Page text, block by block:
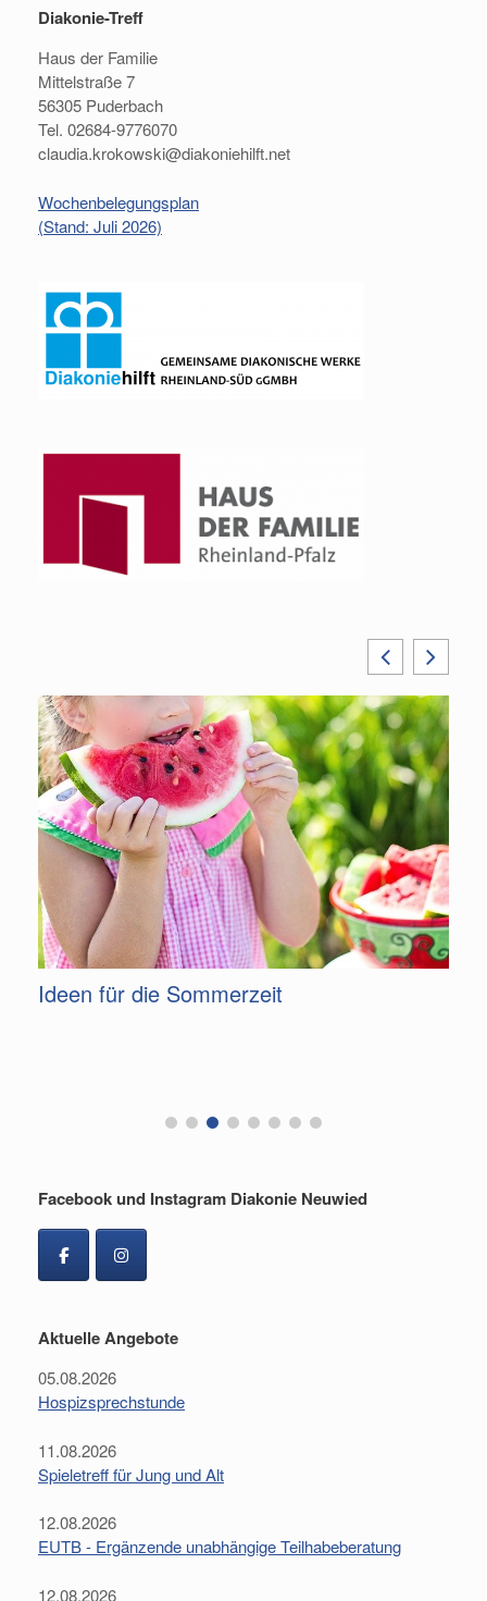
Diakonie-Treff
Haus der Familie
Mittelstraße 7
56305 Puderbach
Tel. 02684-9776070
claudia.krokowski@diakoniehilft.net
Wochenbelegungsplan
(Stand: Juli 2026)
Ideen für die Sommerzeit
Facebook und Instagram Diakonie Neuwied
Aktuelle Angebote
05.08.2026
Hospizsprechstunde
11.08.2026
Spieletreff für Jung und Alt
12.08.2026
EUTB - Ergänzende unabhängige Teilhabeberatung
12.08.2026